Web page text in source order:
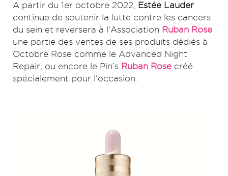
A partir du 1er octobre 2022,
Estée Lauder
continue de soutenir la lutte contre les cancers
du sein et reversera à l'Association Ruban Rose
une partie des ventes de ses produits dédiés à
Octobre Rose comme le Advanced Night
Repair, ou encore le Pin’s Ruban Rose créé
spécialement pour l'occasion.